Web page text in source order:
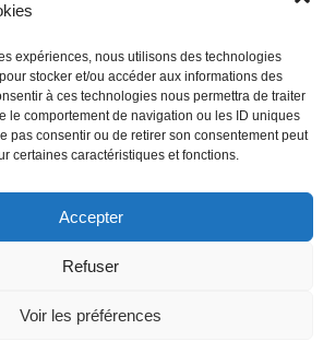
expériences, nous utilisons des technologies
stocker et/ou accéder aux informations des
à ces technologies nous permettra de traiter
le comportement de navigation ou les ID uniques
pas consentir ou de retirer son consentement peut
certaines caractéristiques et fonctions.
Accepter
Refuser
Voir les préférences
Menuisier Saint-Junien